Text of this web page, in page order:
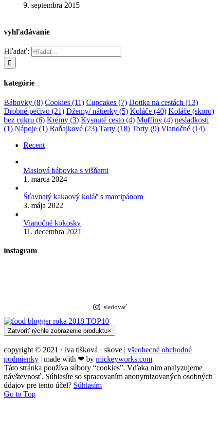
9. septembra 2015
vyhľadávanie
Hľadať:
kategórie
Bábovky (8) Cookies (11) Cupcakes (7) Dottka na cestách (13)
Drobné pečivo (21) Džemy/ nátierky (5) Koláče (40) Koláče (skoro)
bez cukru (6) Krémy (3) Kysnuté cesto (4) Muffiny (4) nesladkosti
(1) Nápoje (1) Raňajkové (23) Tarty (18) Torty (9) Vianočné (14)
Recent
Maslová bábovka s višňami
1. marca 2024
Šťavnatý kakaový koláč s marcipánom
3. mája 2022
Vianočné kokosky
11. decembra 2021
instagram
sledovať
Zatvoriť rýchle zobrazenie produktu×
copyright © 2021 · iva tišková · skove | všeobecné obchodné
podmienky | made with ❤︎ by mickeyworks.com
Táto stránka používa súbory “cookies”. Vďaka nim analyzujeme
návštevnosť. Súhlasíte so spracovaním anonymizovaných osobných
údajov pre tento účel? Súhlasím
Go to Top